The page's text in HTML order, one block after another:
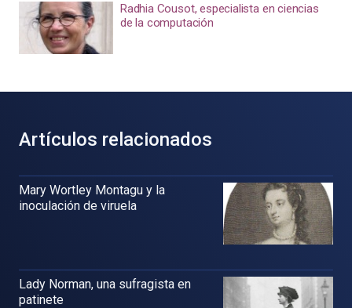
Radhia Cousot, especialista en ciencias
de la computación
Artículos relacionados
Mary Wortley Montagu y la
inoculación de viruela
Lady Norman, una sufragista en
patinete